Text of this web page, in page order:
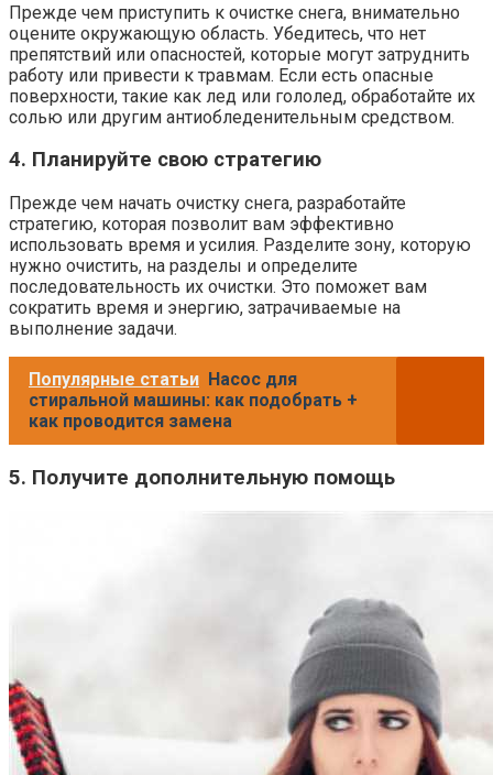
Прежде чем приступить к очистке снега, внимательно
оцените окружающую область. Убедитесь, что нет
препятствий или опасностей, которые могут затруднить
работу или привести к травмам. Если есть опасные
поверхности, такие как лед или гололед, обработайте их
солью или другим антиобледенительным средством.
4. Планируйте свою стратегию
Прежде чем начать очистку снега, разработайте
стратегию, которая позволит вам эффективно
использовать время и усилия. Разделите зону, которую
нужно очистить, на разделы и определите
последовательность их очистки. Это поможет вам
сократить время и энергию, затрачиваемые на
выполнение задачи.
Популярные статьи Насос для
стиральной машины: как подобрать +
как проводится замена
5. Получите дополнительную помощь